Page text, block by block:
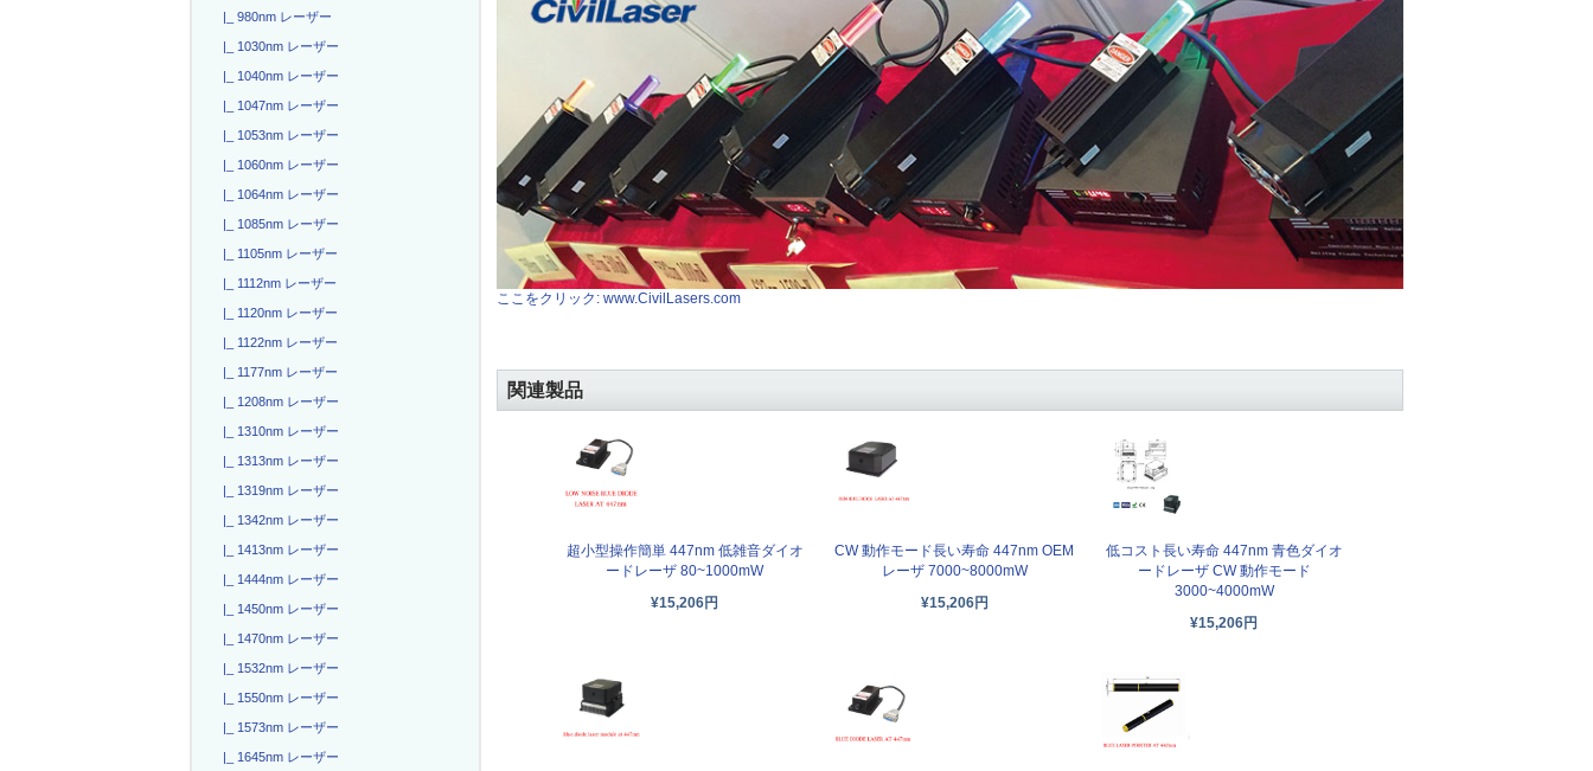
|_ 980nm レーザー
|_ 1030nm レーザー
|_ 1040nm レーザー
|_ 1047nm レーザー
|_ 1053nm レーザー
|_ 1060nm レーザー
|_ 1064nm レーザー
|_ 1085nm レーザー
|_ 1105nm レーザー
|_ 1112nm レーザー
|_ 1120nm レーザー
|_ 1122nm レーザー
|_ 1177nm レーザー
|_ 1208nm レーザー
|_ 1310nm レーザー
|_ 1313nm レーザー
|_ 1319nm レーザー
|_ 1342nm レーザー
|_ 1413nm レーザー
|_ 1444nm レーザー
|_ 1450nm レーザー
|_ 1470nm レーザー
|_ 1532nm レーザー
|_ 1550nm レーザー
|_ 1573nm レーザー
|_ 1645nm レーザー
ここをクリック: www.CivilLasers.com
関連製品
超小型操作簡単 447nm 低雑音ダイオ
ードレーザ 80~1000mW
¥15,206円
CW 動作モード長い寿命 447nm OEM
レーザ 7000~8000mW
¥15,206円
低コスト長い寿命 447nm 青色ダイオ
ードレーザ CW 動作モード
3000~4000mW
¥15,206円